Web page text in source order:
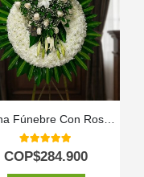
Corona Fúnebre Con Rosas y Lirios
5.00out of 5
COP$284.900